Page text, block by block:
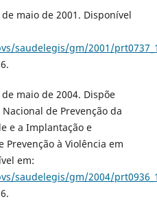
maio de 2001. Disponível
saudelegis/gm/2001/
maio de 2004. Dispõe
de Prevenção da
e a Implantação e
à Violência em
em:
saudelegis/gm/2004/